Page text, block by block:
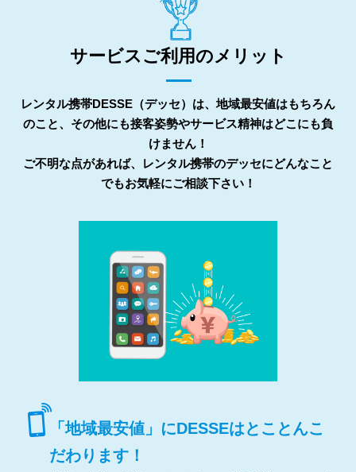
サービスご利用のメリット
レンタル携帯DESSE（デッセ）は、地域最安値はもちろん
のこと、その他にも接客姿勢やサービス精神はどこにも負
けません！
ご不明な点があれば、レンタル携帯のデッセにどんなこと
でもお気軽にご相談下さい！
「地域最安値」にDESSEはとことんこ
だわります！